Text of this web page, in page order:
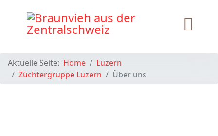
Aktuelle Seite: Home
Luzern
Züchtergruppe Luzern
Über uns